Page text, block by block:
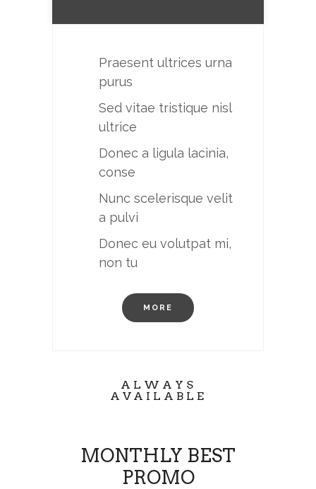
Praesent ultrices urna
purus
Sed vitae tristique nisl
ultrice
Donec a ligula lacinia,
conse
Nunc scelerisque velit
a pulvi
Donec eu volutpat mi,
non tu
MORE
ALWAYS
AVAILABLE
MONTHLY BEST
PROMO